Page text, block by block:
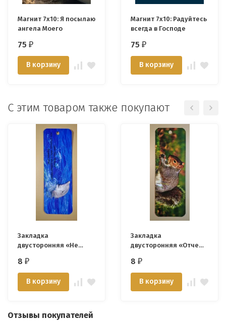
Магнит 7x10: Я посылаю
ангела Моего
75 ₽
В корзину
Магнит 7x10: Радуйтесь
всегда в Господе
75 ₽
В корзину
С этим товаром также покупают
Закладка
двусторонняя «Не
тебя» /дельфин/
8 ₽
В корзину
Закладка
двусторонняя «Отче
8 ₽
В корзину
Отзывы покупателей